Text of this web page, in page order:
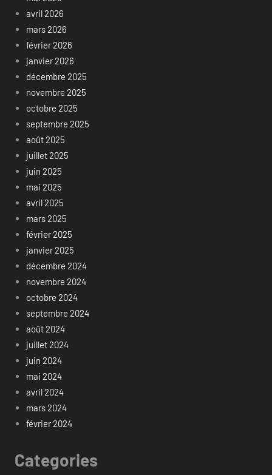
avril 2026
mars 2026
février 2026
janvier 2026
décembre 2025
novembre 2025
octobre 2025
septembre 2025
août 2025
juillet 2025
juin 2025
mai 2025
avril 2025
mars 2025
février 2025
janvier 2025
décembre 2024
novembre 2024
octobre 2024
septembre 2024
août 2024
juillet 2024
juin 2024
mai 2024
avril 2024
mars 2024
février 2024
Categories